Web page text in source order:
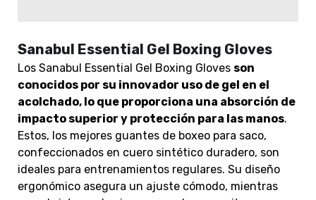
Sanabul Essential Gel Boxing Gloves
Los Sanabul Essential Gel Boxing Gloves son
conocidos por su innovador uso de gel en el
acolchado, lo que proporciona una absorción de
impacto superior y protección para las manos.
Estos, los mejores guantes de boxeo para saco,
confeccionados en cuero sintético duradero, son
ideales para entrenamientos regulares. Su diseño
ergonómico asegura un ajuste cómodo, mientras